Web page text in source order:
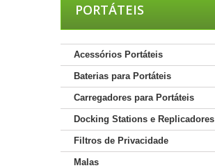
PORTÁTEIS
Acessórios Portáteis
Baterias para Portáteis
Carregadores para Portáteis
Docking Stations e Replicadores
Filtros de Privacidade
Malas